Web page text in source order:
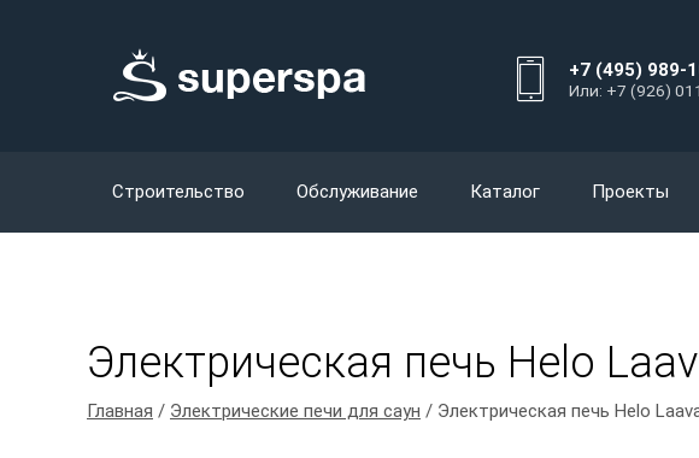
+7 (495) 989-
Или: +7 (926)
Строительство Обслуживание Каталог Проекты
Электрическая печь Helo
Главная / Электрические печи для саун / Электрическая печь Helo